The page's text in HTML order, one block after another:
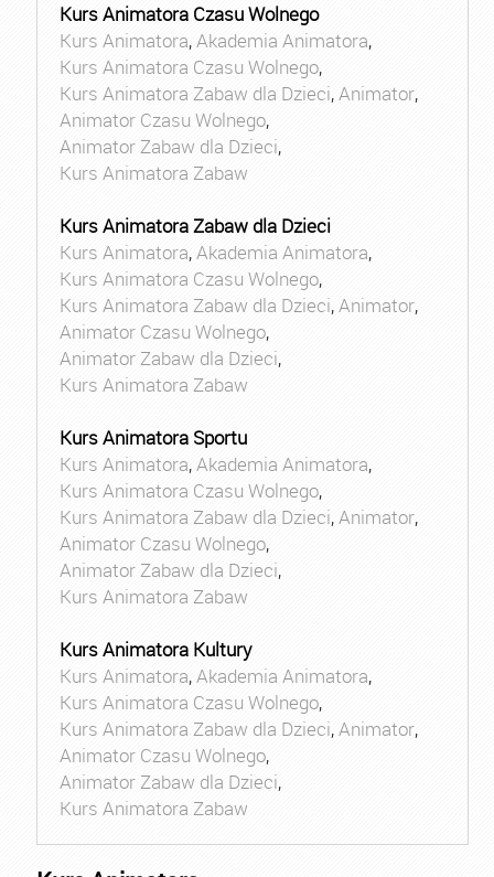
Kurs Animatora Czasu Wolnego
Kurs Animatora,Akademia Animatora,
Kurs Animatora Czasu Wolnego,
Kurs Animatora Zabaw dla Dzieci,Animator,
Animator Czasu Wolnego,
Animator Zabaw dla Dzieci,
Kurs Animatora Zabaw
Kurs Animatora Zabaw dla Dzieci
Kurs Animatora,Akademia Animatora,
Kurs Animatora Czasu Wolnego,
Kurs Animatora Zabaw dla Dzieci,Animator,
Animator Czasu Wolnego,
Animator Zabaw dla Dzieci,
Kurs Animatora Zabaw
Kurs Animatora Sportu
Kurs Animatora,Akademia Animatora,
Kurs Animatora Czasu Wolnego,
Kurs Animatora Zabaw dla Dzieci,Animator,
Animator Czasu Wolnego,
Animator Zabaw dla Dzieci,
Kurs Animatora Zabaw
Kurs Animatora Kultury
Kurs Animatora,Akademia Animatora,
Kurs Animatora Czasu Wolnego,
Kurs Animatora Zabaw dla Dzieci,Animator,
Animator Czasu Wolnego,
Animator Zabaw dla Dzieci,
Kurs Animatora Zabaw